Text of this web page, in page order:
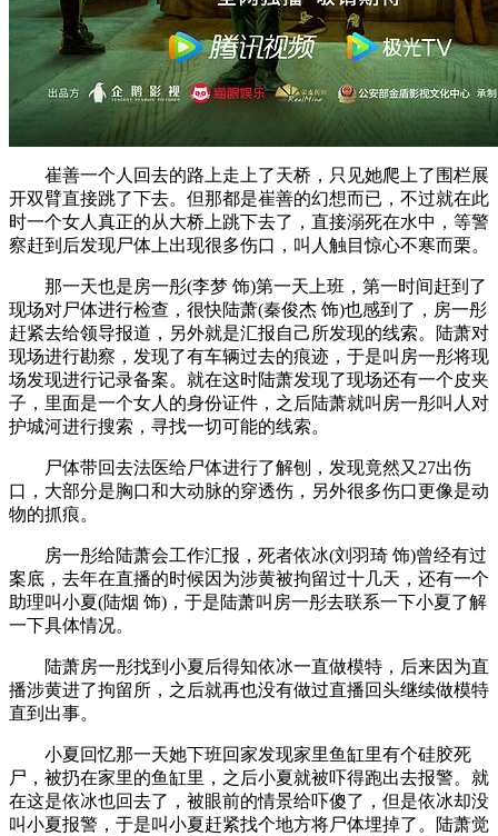
崔善一个人回去的路上走上了天桥，只见她爬上了围栏展
开双臂直接跳了下去。但那都是崔善的幻想而已，不过就在此
时一个女人真正的从大桥上跳下去了，直接溺死在水中，等警
察赶到后发现尸体上出现很多伤口，叫人触目惊心不寒而栗。
那一天也是房一彤(李梦 饰)第一天上班，第一时间赶到了
现场对尸体进行检查，很快陆萧(秦俊杰 饰)也感到了，房一彤
赶紧去给领导报道，另外就是汇报自己所发现的线索。陆萧对
现场进行勘察，发现了有车辆过去的痕迹，于是叫房一彤将现
场发现进行记录备案。就在这时陆萧发现了现场还有一个皮夹
子，里面是一个女人的身份证件，之后陆萧就叫房一彤叫人对
护城河进行搜索，寻找一切可能的线索。
尸体带回去法医给尸体进行了解刨，发现竟然又27出伤
口，大部分是胸口和大动脉的穿透伤，另外很多伤口更像是动
物的抓痕。
房一彤给陆萧会工作汇报，死者依冰(刘羽琦 饰)曾经有过
案底，去年在直播的时候因为涉黄被拘留过十几天，还有一个
助理叫小夏(陆烟 饰)，于是陆萧叫房一彤去联系一下小夏了解
一下具体情况。
陆萧房一彤找到小夏后得知依冰一直做模特，后来因为直
播涉黄进了拘留所，之后就再也没有做过直播回头继续做模特
直到出事。
小夏回忆那一天她下班回家发现家里鱼缸里有个硅胶死
尸，被扔在家里的鱼缸里，之后小夏就被吓得跑出去报警。就
在这是依冰也回去了，被眼前的情景给吓傻了，但是依冰却没
叫小夏报警，于是叫小夏赶紧找个地方将尸体埋掉了。陆萧觉